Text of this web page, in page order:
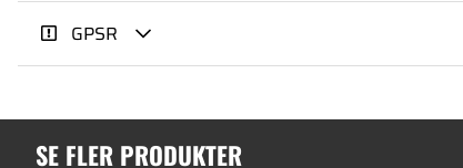
GPSR
SE FLER PRODUKTER